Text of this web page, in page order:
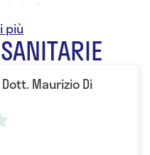
in Teorie
e sportive
ed al recupero
Shiatsu,
bio-naturali
Maurizio Di